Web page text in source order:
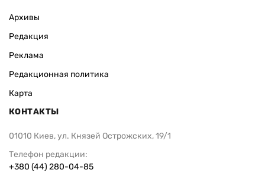
Архивы
Редакция
Реклама
Редакционная политика
Карта
КОНТАКТЫ
01010 Киев, ул. Князей Острожских, 19/1
Телефон редакции:
+380 (44) 280-04-85